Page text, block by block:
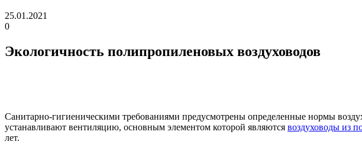
25.01.2021
0
Экологичность полипропиленовых воздуховодов
Санитарно-гигиеническими требованиями предусмотрены определенные нормы
устанавливают вентиляцию, основным элементом которой являются воздуховоды из
лет.